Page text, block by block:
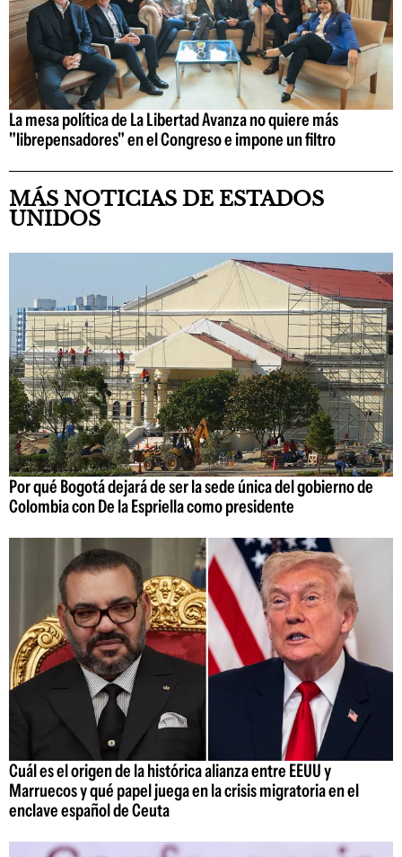
La mesa política de La Libertad Avanza no quiere más
"librepensadores" en el Congreso e impone un filtro
MÁS NOTICIAS DE ESTADOS
UNIDOS
Por qué Bogotá dejará de ser la sede única del gobierno de
Colombia con De la Espriella como presidente
Cuál es el origen de la histórica alianza entre EEUU y
Marruecos y qué papel juega en la crisis migratoria en el
enclave español de Ceuta